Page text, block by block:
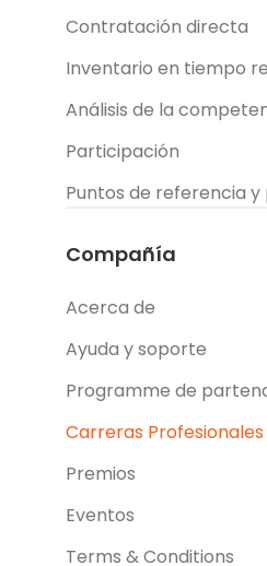
Contratación directa
Inventario en tiempo
Análisis de la
Participación
Puntos de referencia
Compañía
Acerca de
Ayuda y soporte
Programme de
Carreras Profesionales
Premios
Eventos
Terms & Conditions